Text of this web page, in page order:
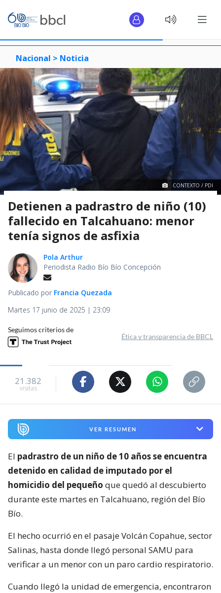
Nacional > Noticia
CONTEXTO / PDI
Detienen a padrastro de niño (10)
fallecido en Talcahuano: menor
tenía signos de asfixia
Pola Arthur
Periodista Radio Bío Bío Concepción
Publicado por Francia Quezada
Martes 17 junio de 2025 | 23:09
Seguimos criterios de
Ética y transparencia de BBCL
21.382
visitas
VER RESUMEN
El padrastro de un niño de 10 años se encuentra
detenido en calidad de imputado por el
homicidio del pequeño que quedó al descubierto
durante este martes en Talcahuano, región del Bío
Bío.
El hecho ocurrió en el pasaje Volcán Copahue, sector
Salinas, hasta donde llegó personal SAMU para
verificar a un menor con un paro cardio respiratorio.
Cuando llegó la unidad de emergencia, encontraron